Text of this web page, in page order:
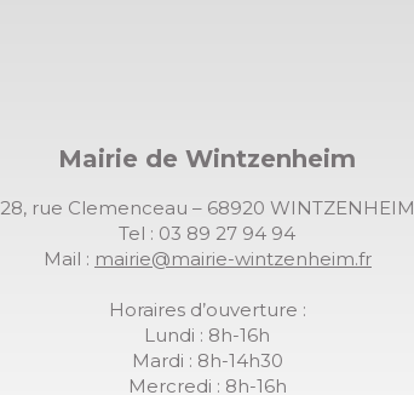
Mairie de Wintzenheim
28, rue Clemenceau – 68920 WINTZENHEIM
Tel : 03 89 27 94 94
Mail : mairie@mairie-wintzenheim.fr
Horaires d’ouverture :
Lundi : 8h-16h
Mardi : 8h-14h30
Mercredi : 8h-16h